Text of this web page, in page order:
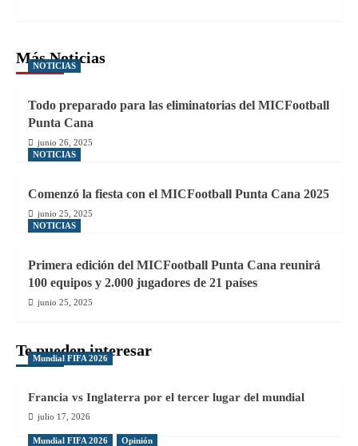
Más Noticias
NOTICIAS
Todo preparado para las eliminatorias del MICFootball
Punta Cana
junio 26, 2025
NOTICIAS
Comenzó la fiesta con el MICFootball Punta Cana 2025
junio 25, 2025
NOTICIAS
Primera edición del MICFootball Punta Cana reunirá
100 equipos y 2.000 jugadores de 21 países
junio 25, 2025
Te pueden interesar
Mundial FIFA 2026
Francia vs Inglaterra por el tercer lugar del mundial
julio 17, 2026
Mundial FIFA 2026 Opinión